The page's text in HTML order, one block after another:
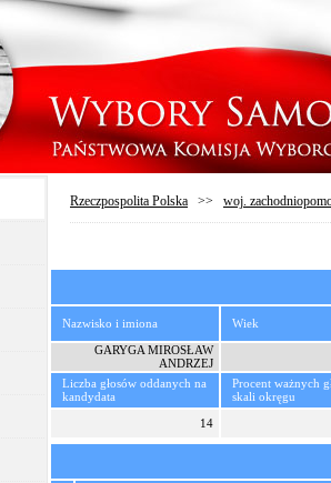
Rzeczpospolita Polska >> woj.
Nazwisko i imiona
Wiek
GARYGA MIROSŁAW
ANDRZEJ
Liczba głosów oddanych na
kandydata
Procent ważnych
skali okręgu
14